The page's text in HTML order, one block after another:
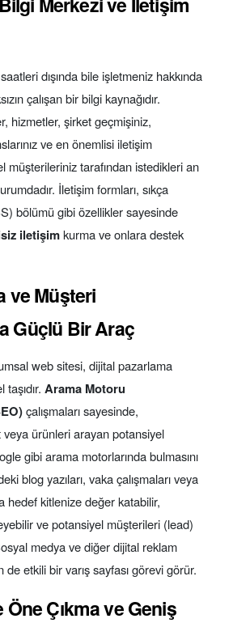
dışında bile işletmeniz hakkında
çalışan bir bilgi kaynağıdır.
hizmetler, şirket geçmişiniz,
ve en önemlisi iletişim
müşterileriniz tarafından istedikleri an
İletişim formları, sıkça
bölümü gibi özellikler sayesinde
iletişimkurma ve onlara destek
ve Müşteri
Güçlü Bir Araç
web sitesi, dijital pazarlama
taşıdır.Arama Motoru
çalışmaları sayesinde,
ürünleri arayan potansiyel
gibi arama motorlarında bulmasını
blog yazıları, vaka çalışmaları veya
hedef kitlenize değer katabilir,
ve potansiyel müşterileri (lead)
medya ve diğer dijital reklam
de etkili bir varış sayfası görevi görür.
Çıkma ve Geniş